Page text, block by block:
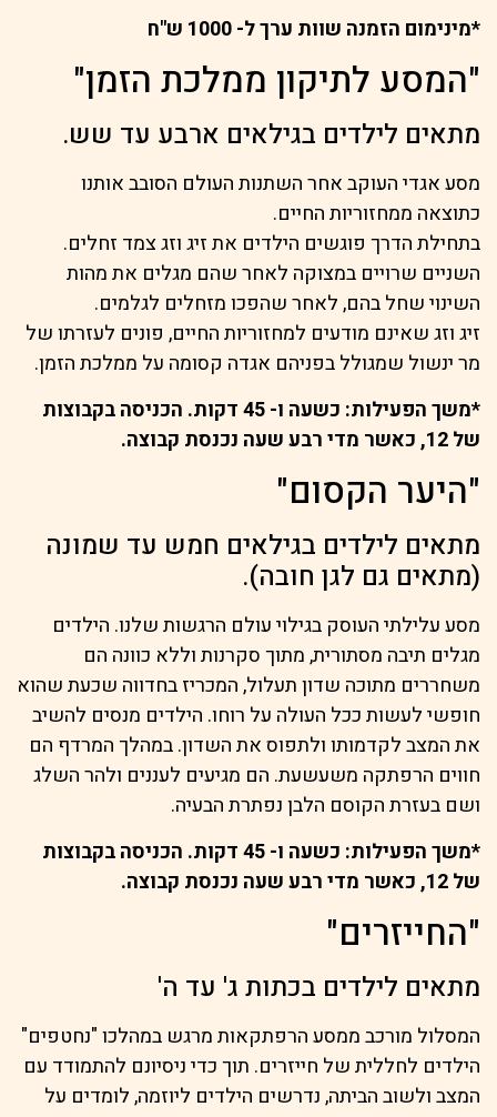
*מינימום הזמנה שוות ערך ל- 1000 ש"ח
"המסע לתיקון ממלכת הזמן"
מתאים לילדים בגילאים ארבע עד שש.
מסע אגדי העוקב אחר השתנות העולם הסובב אותנו
כתוצאה ממחזוריות החיים.
בתחילת הדרך פוגשים הילדים את זיג וזג צמד זחלים.
השניים שרויים במצוקה לאחר שהם מגלים את מהות
השינוי שחל בהם, לאחר שהפכו מזחלים לגלמים.
זיג וזג שאינם מודעים למחזוריות החיים, פונים לעזרתו של
מר ינשול שמגולל בפניהם אגדה קסומה על ממלכת הזמן.
*משך הפעילות: כשעה ו- 45 דקות. הכניסה בקבוצות
של 12, כאשר מדי רבע שעה נכנסת קבוצה.
"היער הקסום"
מתאים לילדים בגילאים חמש עד שמונה
(מתאים גם לגן חובה).
מסע עלילתי העוסק בגילוי עולם הרגשות שלנו. הילדים
מגלים תיבה מסתורית, מתוך סקרנות וללא כוונה הם
משחררים מתוכה שדון תעלול, המכריז בחדווה שכעת שהוא
חופשי לעשות ככל העולה על רוחו. הילדים מנסים להשיב
את המצב לקדמותו ולתפוס את השדון. במהלך המרדף הם
חווים הרפתקה משעשעת. הם מגיעים לעננים ולהר השלג
ושם בעזרת הקוסם הלבן נפתרת הבעיה.
*משך הפעילות: כשעה ו- 45 דקות. הכניסה בקבוצות
של 12, כאשר מדי רבע שעה נכנסת קבוצה.
"החייזרים"
מתאים לילדים בכתות ג' עד ה'
המסלול מורכב ממסע הרפתקאות מרגש במהלכו "נחטפים"
הילדים לחללית של חייזרים. תוך כדי ניסיונם להתמודד עם
המצב ולשוב הביתה, נדרשים הילדים ליוזמה, לומדים על